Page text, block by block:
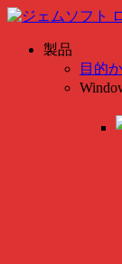
製品
目的